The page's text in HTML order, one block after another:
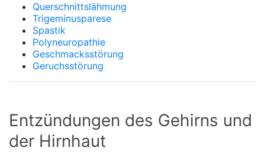
Querschnittslähmung
Trigeminusparese
Spastik
Polyneuropathie
Geschmacksstörung
Geruchsstörung
Entzündungen des Gehirns und
der Hirnhaut